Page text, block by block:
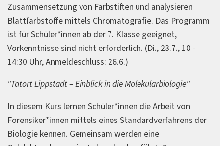
Zusammensetzung von Farbstiften und analysieren
Blattfarbstoffe mittels Chromatografie. Das Programm
ist für Schüler*innen ab der 7. Klasse geeignet,
Vorkenntnisse sind nicht erforderlich. (Di., 23.7., 10 -
14:30 Uhr, Anmeldeschluss: 26.6.)
"Tatort Lippstadt – Einblick in die Molekularbiologie"
In diesem Kurs lernen Schüler*innen die Arbeit von
Forensiker*innen mittels eines Standardverfahrens der
Biologie kennen. Gemeinsam werden eine